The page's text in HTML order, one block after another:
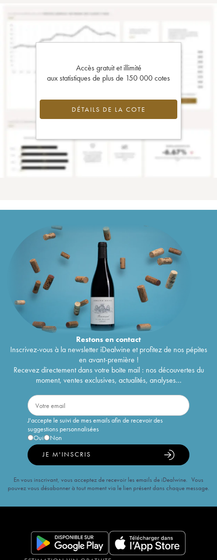
Accès gratuit et illimité
aux statistiques de plus de 150 000 cotes
DÉTAILS DE LA COTE
Restons encontact
Inscrivez-vous à la newsletter iDealwine et profitez de nos pépites
en avant-première !
Recevez directement dans votre boîte mail : nos découvertes du
moment, ventes exclusives, actualités, analyses...
J'accepte le suivi de mes emails afin de recevoir des
suggestions personnalisées
Oui
Non
JE M'INSCRIS
En vous inscrivant, vous acceptez de recevoir les emails de iDealwine. Vous
pouvez vous désabonner à tout moment via le lien présent dans chaque message.